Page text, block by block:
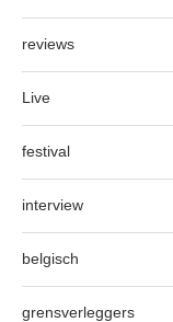
reviews
Live
festival
interview
belgisch
grensverleggers